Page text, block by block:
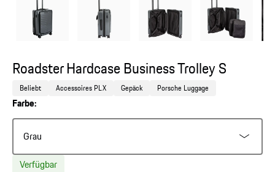
Roadster Hardcase Business Trolley S
Beliebt Accessoires PLX Gepäck Porsche Luggage
Farbe:
Grau
Verfügbar